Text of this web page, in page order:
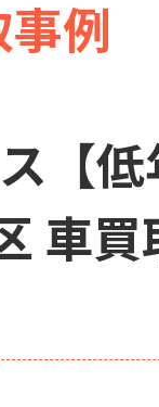
例
【
車買